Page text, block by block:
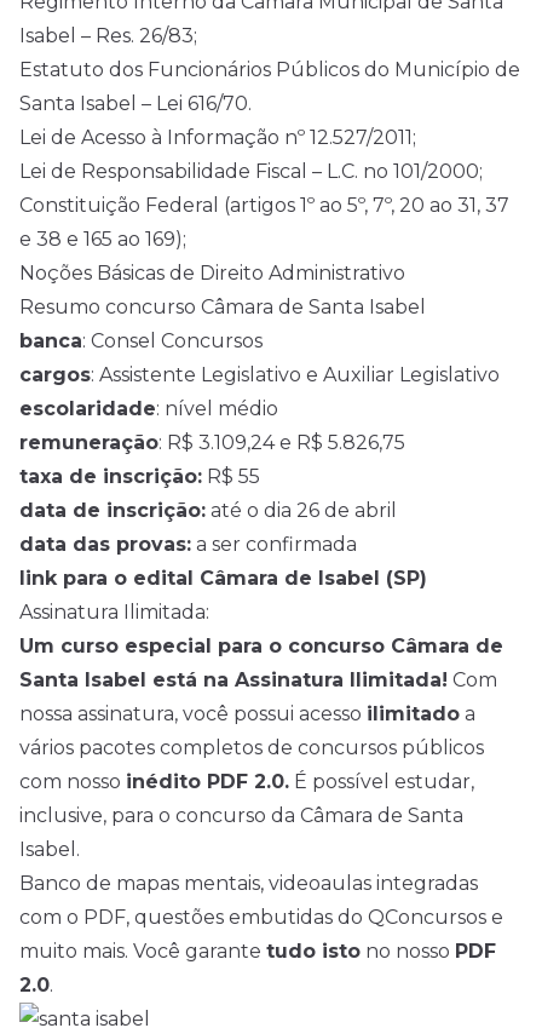
Isabel – Res. 26/83;
Estatuto dos Funcionários Públicos do Município de
Santa Isabel – Lei 616/70.
Lei de Acesso à Informação nº 12.527/2011;
Lei de Responsabilidade Fiscal – L.C. no 101/2000;
Constituição Federal (artigos 1º ao 5º, 7º, 20 ao 31, 37
e 38 e 165 ao 169);
Noções Básicas de Direito Administrativo
Resumo concurso Câmara de Santa Isabel
banca: Consel Concursos
cargos: Assistente Legislativo e Auxiliar Legislativo
escolaridade: nível médio
remuneração: R$ 3.109,24 e R$ 5.826,75
taxa de inscrição: R$ 55
data de inscrição: até o dia 26 de abril
data das provas: a ser confirmada
link para o edital Câmara de Isabel (SP)
Assinatura Ilimitada:
Um curso especial para o concurso Câmara de
Santa Isabel está na Assinatura Ilimitada! Com
nossa assinatura, você possui acesso ilimitado a
vários pacotes completos de concursos públicos
com nosso inédito PDF 2.0. É possível estudar,
inclusive, para o concurso da Câmara de Santa
Isabel.
Banco de mapas mentais, videoaulas integradas
com o PDF, questões embutidas do QConcursos e
muito mais. Você garante tudo isto no nosso PDF
2.0.